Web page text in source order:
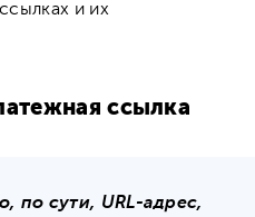
и их
ссылка
по сути, URL-адрес,